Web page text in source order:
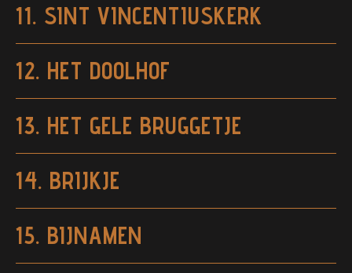
11. SINT VINCENTIUSKERK
12. HET DOOLHOF
13. HET GELE BRUGGETJE
14. BRIJKJE
15. BIJNAMEN